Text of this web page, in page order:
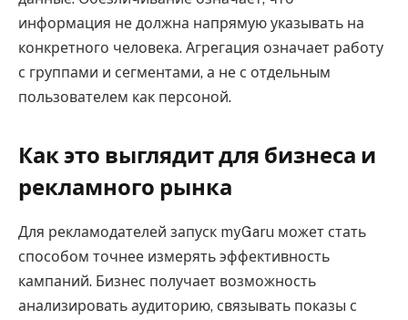
информация не должна напрямую указывать на
конкретного человека. Агрегация означает работу
с группами и сегментами, а не с отдельным
пользователем как персоной.
Как это выглядит для бизнеса и
рекламного рынка
Для рекламодателей запуск myGaru может стать
способом точнее измерять эффективность
кампаний. Бизнес получает возможность
анализировать аудиторию, связывать показы с